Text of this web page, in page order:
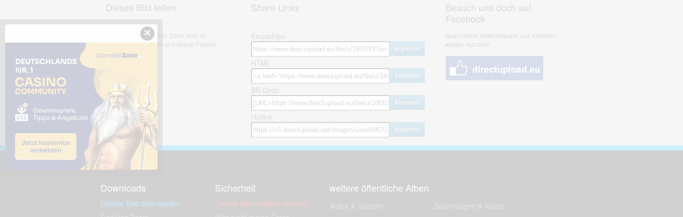
Dieses Bild teilen
Dir gefällt dieses Bild? Dann teile es
mit deinen Freunden und deiner Familie.
Share Links
Empfohlen
kopieren
HTML
kopieren
BB Code
kopieren
Hotlink
kopieren
Besuch uns doch auf
Facebook
Spannende Gewinnspiele und Aktionen
warten auf dich!
Downloads
Dieses Bild downloaden
Sicherheit
Dieses Bild melden (Abuse)
weitere öffentliche Alben
×